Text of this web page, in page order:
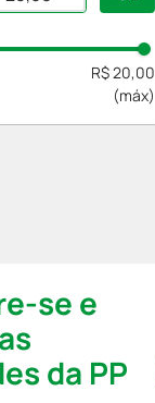
R$ 20,00
se e
da PP